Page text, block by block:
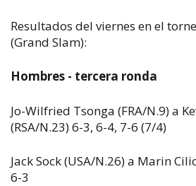
Resultados del viernes en el
(Grand Slam):
Hombres - tercera ronda
Jo-Wilfried Tsonga (FRA/N.9) a
(RSA/N.23) 6-3, 6-4, 7-6 (7/4)
Jack Sock (USA/N.26) a Marin
6-3